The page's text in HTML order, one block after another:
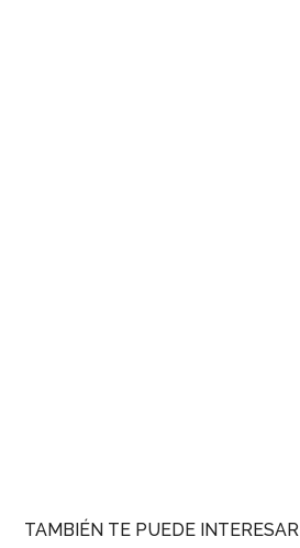
TAMBIÉN TE PUEDE INTERESAR